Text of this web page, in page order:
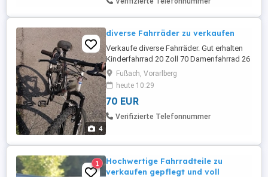
4
diverse Fahrräder zu verkaufen
Verkaufe diverse Fahrräder. Gut erhalten
Kinderfahrrad 20 Zoll 70 Damenfahrrad 26
Zoll 80Fußach, Vorarlberg
heute 10:29
70 EUR
Verifizierte Telefonnummer
1
Hochwertige Fahrradteile zu
verkaufen gepflegt und voll